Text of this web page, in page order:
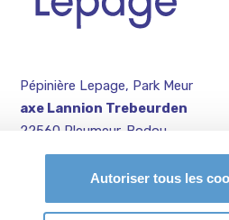
Autoriser tous les
Pépinière Lepage, Park Meur
axe Lannion Trebeurden
22560 Pleumeur-Bodou